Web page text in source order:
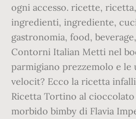
ogni accesso. ricette,
ingredienti, ingrediente,
gastronomia, food,
Contorni Italian Metti nel
parmigiano prezzemolo e le
velocit? Ecco la ricetta
Ricetta Tortino al
morbido bimby di Flavia